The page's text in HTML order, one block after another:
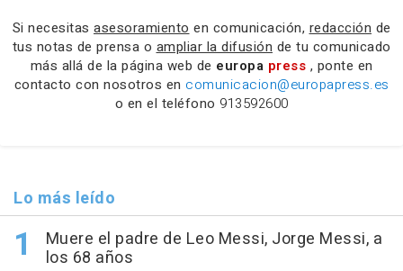
Si necesitas asesoramiento en comunicación, redacción de
tus notas de prensa o ampliar la difusión de tu comunicado
más allá de la página web de europa press , ponte en
contacto con nosotros en comunicacion@europapress.es
o en el teléfono 913592600
Lo más leído
Muere el padre de Leo Messi, Jorge Messi, a
los 68 años